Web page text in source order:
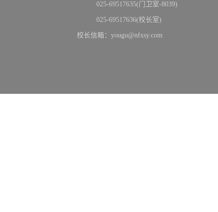
025-69517635(门卫室-8039)
025-69517636(校长室)
校长信箱：yougu@nfxsy.com